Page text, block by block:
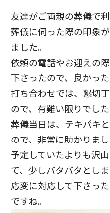
友達がご両親の葬儀で
葬儀に伺った際の印象
ました。
依頼の電話やお迎えの
下さったので、良かった
打ち合わせでは、懇切
ので、有難い限りでした
葬儀当日は、テキパキ
ので、非常に助かりまし
予定していたよりも沢
て、少しバタバタとし
応変に対応して下さっ
ですね。